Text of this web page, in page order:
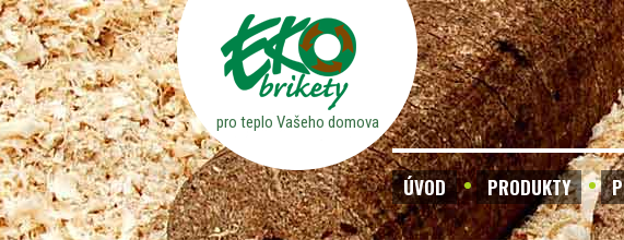
pro teplo Vašeho domova
ÚVOD PRODUKTY